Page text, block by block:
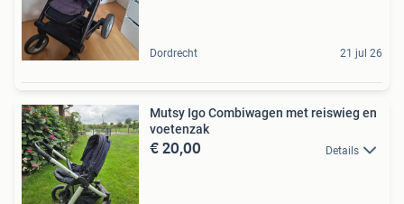
Dordrecht 21 jul 26
Mutsy Igo Combiwagen met reiswieg en
voetenzak
€ 20,00 Details